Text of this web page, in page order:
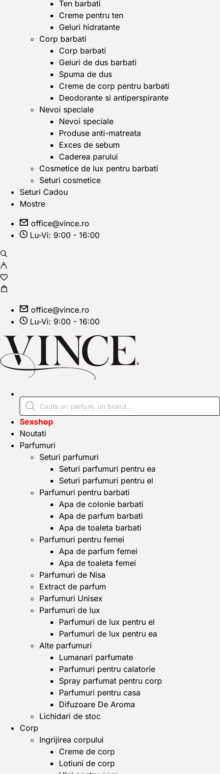
Ten barbati
Creme pentru ten
Geluri hidratante
Corp barbati
Corp barbati
Geluri de dus barbati
Spuma de dus
Creme de corp pentru barbati
Deodorante si antiperspirante
Nevoi speciale
Nevoi speciale
Produse anti-matreata
Exces de sebum
Caderea parului
Cosmetice de lux pentru barbati
Seturi cosmetice
Seturi Cadou
Mostre
office@vince.ro
Lu-Vi: 9:00 - 16:00
office@vince.ro
Lu-Vi: 9:00 - 16:00
Sexshop
Noutati
Parfumuri
Seturi parfumuri
Seturi parfumuri pentru ea
Seturi parfumuri pentru el
Parfumuri pentru barbati
Apa de colonie barbati
Apa de parfum barbati
Apa de toaleta barbati
Parfumuri pentru femei
Apa de parfum femei
Apa de toaleta femei
Parfumuri de Nisa
Extract de parfum
Parfumuri Unisex
Parfumuri de lux
Parfumuri de lux pentru el
Parfumuri de lux pentru ea
Alte parfumuri
Lumanari parfumate
Parfumuri pentru calatorie
Spray parfumat pentru corp
Parfumuri pentru casa
Difuzoare De Aroma
Lichidari de stoc
Corp
Ingrijirea corpului
Creme de corp
Lotiuni de corp